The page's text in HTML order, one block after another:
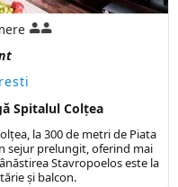
Spitalul Colțea
la 300 de metri de Piata
sejur prelungit, oferind mai
Stavropoelos este la
și balcon.